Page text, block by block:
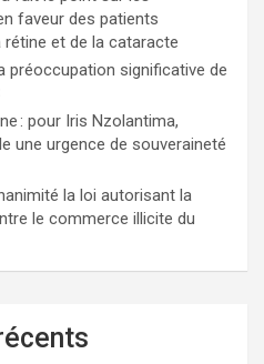
faveur des patients
et de la cataracte
préoccupation significative de
: pour Iris Nzolantima,
une urgence de souveraineté
la loi autorisant la
le commerce illicite du